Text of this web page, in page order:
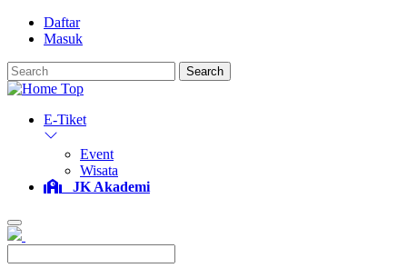
Daftar
Masuk
Search
E-Tiket
Event
Wisata
JK Akademi